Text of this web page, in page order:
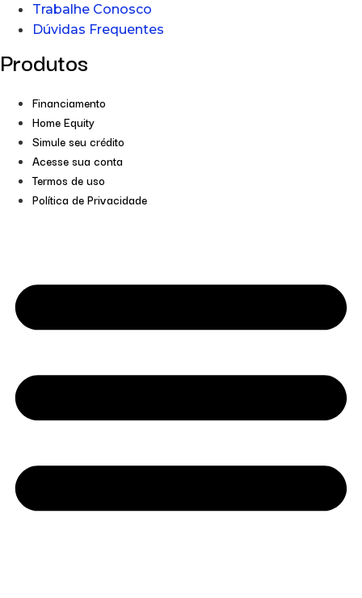
Trabalhe Conosco
Dúvidas Frequentes
Produtos
Financiamento
Home Equity
Simule seu crédito
Acesse sua conta
Termos de uso
Política de Privacidade